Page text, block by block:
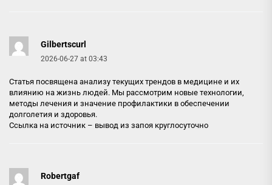
Gilbertscurl
2026-06-27 at 03:43
Статья посвящена анализу текущих трендов в медицине и их
влиянию на жизнь людей. Мы рассмотрим новые технологии,
методы лечения и значение профилактики в обеспечении
долголетия и здоровья.
Ссылка на источник – вывод из запоя круглосуточно
Robertgaf